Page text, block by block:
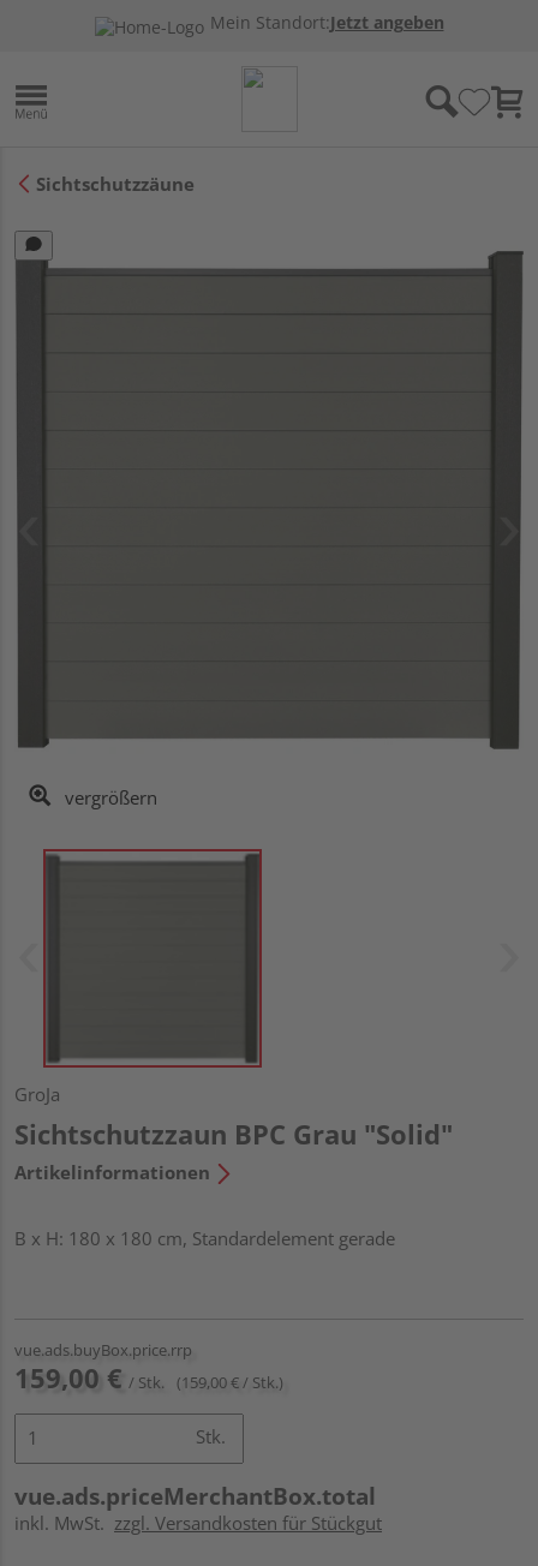
Mein Standort:Jetzt angeben
Sichtschutzzäune
vergrößern
GroJa
Sichtschutzzaun BPC Grau "Solid"
Artikelinformationen
B x H: 180 x 180 cm, Standardelement gerade
vue.ads.buyBox.price.rrp
159,00 € / Stk. (159,00 € / Stk.)
Stk.
vue.ads.priceMerchantBox.total
inkl. MwSt. zzgl. Versandkosten für Stückgut